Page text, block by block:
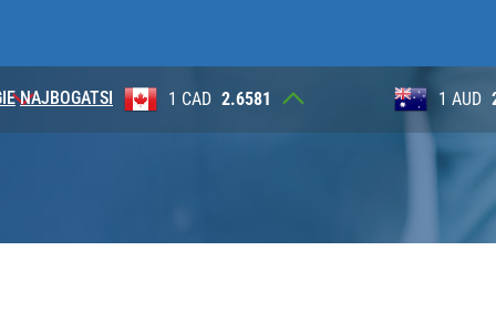
NAJBOGATSI 1 AUD 2.6230 100